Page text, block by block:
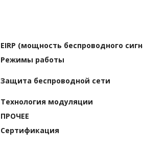
EIRP (мощность беспроводного
Режимы работы
Защита беспроводной сети
Технология модуляции
ПРОЧЕЕ
Сертификация